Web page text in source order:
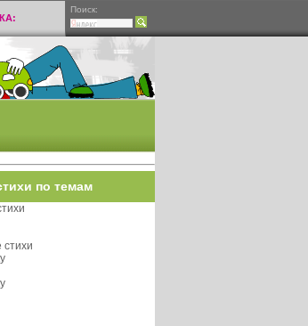
Поиск:
по темам
стихи